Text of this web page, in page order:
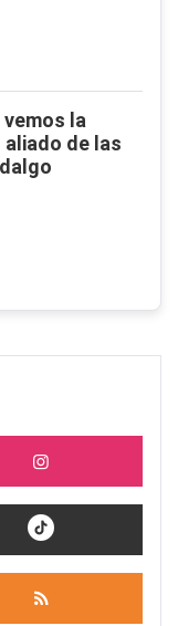
vemos la
de las